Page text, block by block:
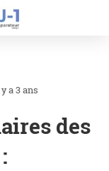
a 3 ans
des